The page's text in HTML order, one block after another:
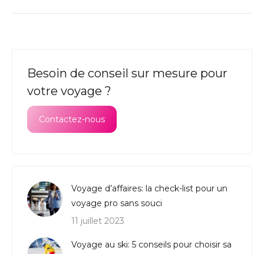
Besoin de conseil sur mesure pour
votre voyage ?
Contactez-nous
Voyage d’affaires: la check-list pour un
voyage pro sans souci
11 juillet 2023
Voyage au ski: 5 conseils pour choisir sa